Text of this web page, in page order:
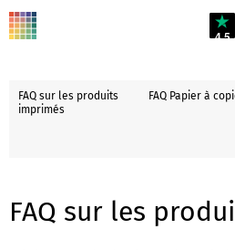
4.5
FAQ sur les produits
imprimés
FAQ Papier à
FAQ sur les